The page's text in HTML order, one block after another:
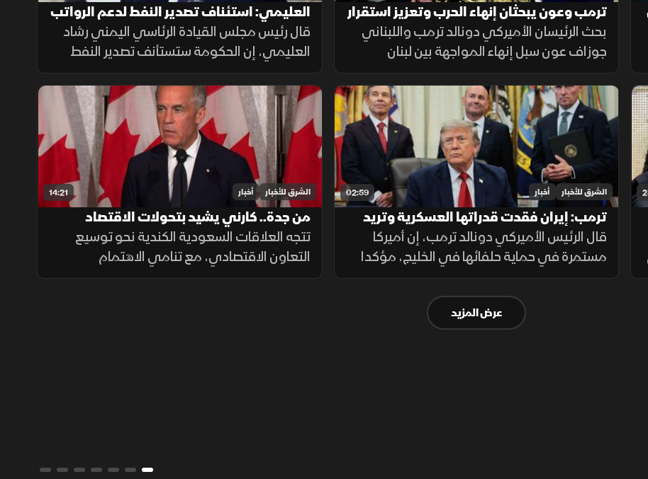
ترمب وعون يبحثان إنهاء الحرب وتعزيز استقرار
لبنان
بحث الرئيسان الأميركي دونالد ترمب واللبناني
جوزاف عون سبل إنهاء المواجهة بين لبنان
وإسرائيل، وتعزيز دور الجيش اللبناني، إلى جانب
تطورات الملف الإيراني.
العليمي: استئناف تصدير النفط لدعم الرواتب
والاقتصاد اليمني
قال رئيس مجلس القيادة الرئاسي اليمني رشاد
العليمي، إن الحكومة ستستأنف تصدير النفط
وتوجه عائداته لصرف الرواتب وتحسين الخدمات
ودعم الاقتصاد، داعياً إلى وحدة الصف والوقوف
خلف مؤسسات الدولة.
02:59 الشرق للأخبار أخبار
ترمب: إيران فقدت قدراتها العسكرية وتريد
الاتفاق
قال الرئيس الأميركي دونالد ترمب، إن أميركا
مستمرة في حماية حلفائها في الخليج، مؤكدا
تراجع القدرات العسكرية الإيرانية وأن طهران
تسعى إلى اتفاق.
14:21 الشرق للأخبار أخبار
من جدة.. كارني يشيد بتحولات الاقتصاد
السعودي
تتجه العلاقات السعودية الكندية نحو توسيع
التعاون الاقتصادي، مع تنامي الاهتمام
المشترك بقطاعات الطاقة والتعدين والذكاء
عرض المزيد